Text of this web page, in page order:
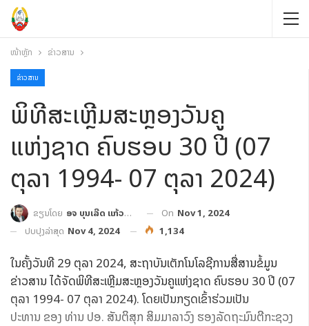
ໜ້າຫຼັກ ຂ່າວສານ
ຂ່າວສານ
ພິທີສະເຫຼີມສະຫຼອງວັນຄູ
ແຫ່ງຊາດ ຄົບຮອບ 30 ປີ (07
ຕຸລາ 1994- 07 ຕຸລາ 2024)
ຂຽນໂດຍ ອຈ ບຸນເລີດ ແກ້ວປະເສີດ On Nov 1, 2024
ປັບປຸງລ່າສຸດ Nov 4, 2024 1,134
ໃນຄັ້ງວັນທີ 29 ຕຸລາ 2024, ສະຖາບັນເຕັກໂນໂລຊີການສື່ສານຂໍ້ມູນ
ຂ່າວສານ ໄດ້ຈັດພິທີສະເຫຼີມສະຫຼອງວັນຄູແຫ່ງຊາດ ຄົບຮອບ 30 ປີ (07
ຕຸລາ 1994- 07 ຕຸລາ 2024). ໂດຍເປັນກຽດເຂົ້າຮ່ວມເປັນ
ປະທານ ຂອງ ທ່ານ ປອ. ສັນຕິສຸກ ສິມມາລາວົງ ຮອງລັດຖະມົນຕີກະຊວງ